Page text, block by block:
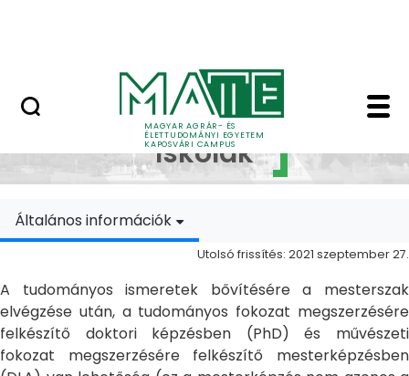
MAGYAR AGRÁR- ÉS
ÉLETTUDOMÁNYI EGYETEM
KAPOSVÁRI CAMPUS
Doktori Iskolák -
Doktori
Iskolák
Általános információk
Utolsó frissítés: 2021 szeptember 27.
A tudományos ismeretek bővítésére a mesterszak
elvégzése után, a tudományos fokozat megszerzésére
felkészítő doktori képzésben (PhD) és művészeti
fokozat megszerzésére felkészítő mesterképzésben